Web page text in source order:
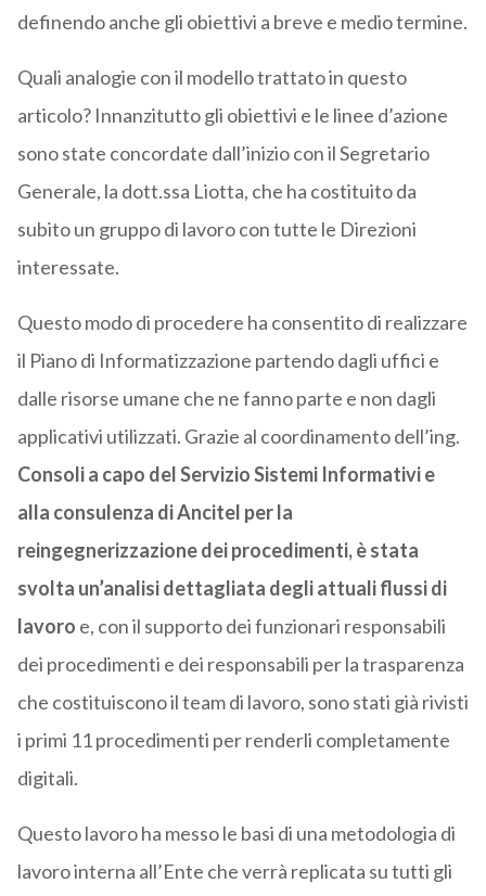
definendo anche gli obiettivi a breve e medio termine.
Quali analogie con il modello trattato in questo
articolo? Innanzitutto gli obiettivi e le linee d’azione
sono state concordate dall’inizio con il Segretario
Generale, la dott.ssa Liotta, che ha costituito da
subito un gruppo di lavoro con tutte le Direzioni
interessate.
Questo modo di procedere ha consentito di realizzare
il Piano di Informatizzazione partendo dagli uffici e
dalle risorse umane che ne fanno parte e non dagli
applicativi utilizzati. Grazie al coordinamento dell’ing.
Consoli a capo del Servizio Sistemi Informativi e
alla consulenza di Ancitel per la
reingegnerizzazione dei procedimenti, è stata
svolta un’analisi dettagliata degli attuali flussi di
lavoro e, con il supporto dei funzionari responsabili
dei procedimenti e dei responsabili per la trasparenza
che costituiscono il team di lavoro, sono stati già rivisti
i primi 11 procedimenti per renderli completamente
digitali.
Questo lavoro ha messo le basi di una metodologia di
lavoro interna all’Ente che verrà replicata su tutti gli